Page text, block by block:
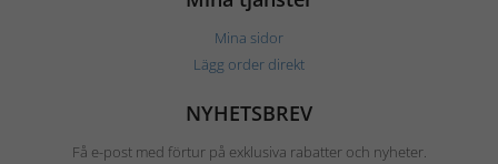
Mina sidor
Lägg order direkt
NYHETSBREV
Få e-post med förtur på exklusiva rabatter och nyheter.